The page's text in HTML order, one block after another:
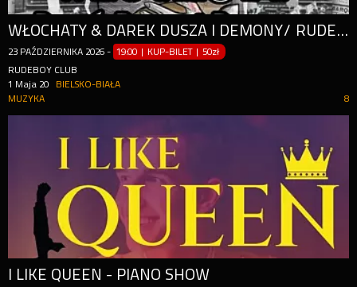
WŁOCHATY & DAREK DUSZA I DEMONY/ RUDEBOY/ BIELSKO-BIAŁA
23 PAŹDZIERNIKA 2026 - 19:00 | KUP-BILET | 50zł
RUDEBOY CLUB
1 Maja 20
BIELSKO-BIAŁA
8
MUZYKA
I LIKE QUEEN - PIANO SHOW